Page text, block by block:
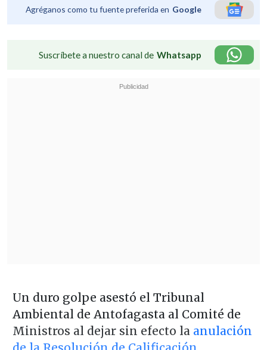
Agréganos como tu fuente preferida en Google
Suscríbete a nuestro canal de Whatsapp
Un duro golpe asestó el Tribunal
Ambiental de Antofagasta al Comité de
Ministros al dejar sin efecto la anulación